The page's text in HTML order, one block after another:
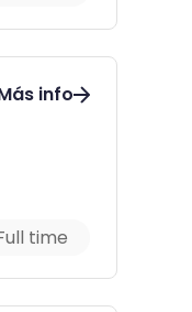
info
time